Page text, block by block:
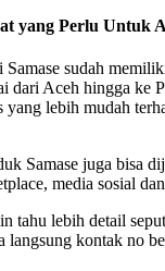
yang Perlu Untuk
Samase sudah
dari Aceh hingga ke
yang lebih mudah
Samase juga bisa
media sosial
tahu lebih detail
langsung kontak no